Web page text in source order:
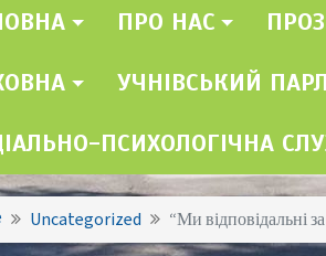
ПРО НАС
УЧНІВСЬКИЙ
ПСИХОЛОГІЧНА
Uncategorized “Ми відповідальні